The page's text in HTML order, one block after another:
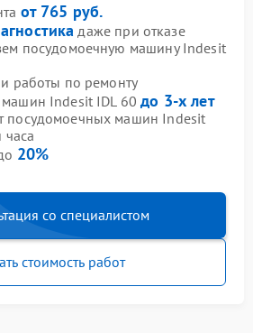
от 765 руб.
даже при отказе
посудомоечную машину Indesit
работы по ремонту
машин Indesit IDL 60до 3-х лет
посудомоечных машин Indesit
часа
20%
со специалистом
стоимость работ